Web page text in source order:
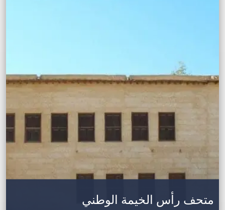
متحف رأس الخيمة الوطني